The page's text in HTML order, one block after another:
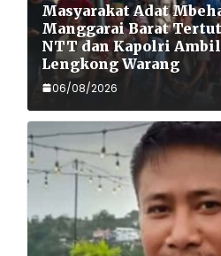
Masyarakat Adat
Manggarai Barat
NTT dan Kapolri
Lengkong Warang
06/08/2026